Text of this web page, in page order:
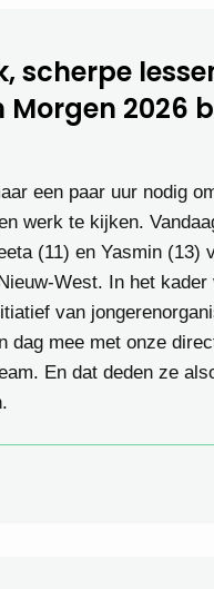
scherpe
Morgen 2026
een paar uur nodig
werk te kijken.
(11) en Yasmin (13)
West. In het kader
van
dag mee met onze
En dat deden ze